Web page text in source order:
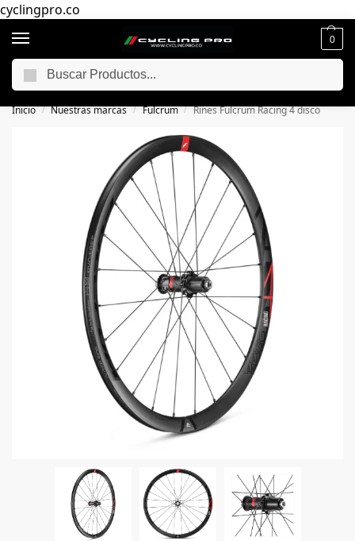
cyclingpro.co
0
🚴‍ Envío gratuito a todo Colombia por compras superiores a $250.000
Inicio / Nuestras marcas / Fulcrum / Rines Fulcrum Racing 4 disco